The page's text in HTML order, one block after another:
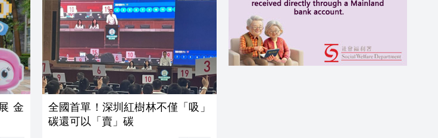
金
全國首單！深圳紅樹林不僅「吸」
碳還可以「賣」碳